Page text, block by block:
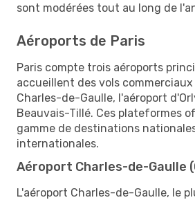
sont modérées tout au long de
Aéroports de Paris
Paris compte trois aéroports
accueillent des vols commerciaux
Charles-de-Gaulle, l'aéroport
Beauvais-Tillé. Ces plateformes
gamme de destinations
internationales.
Aéroport Charles-de-Gaulle
L'aéroport Charles-de-Gaulle, le